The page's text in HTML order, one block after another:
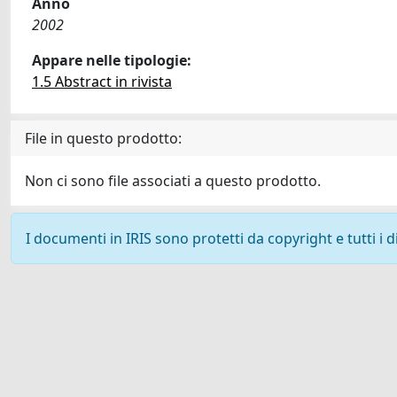
2002
Appare nelle tipologie:
1.5 Abstract in rivista
File in questo prodotto:
Non ci sono file associati a questo prodotto.
I documenti in IRIS sono protetti da copyright e tutti i